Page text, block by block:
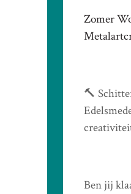
Zomer
🔨
Ben jij